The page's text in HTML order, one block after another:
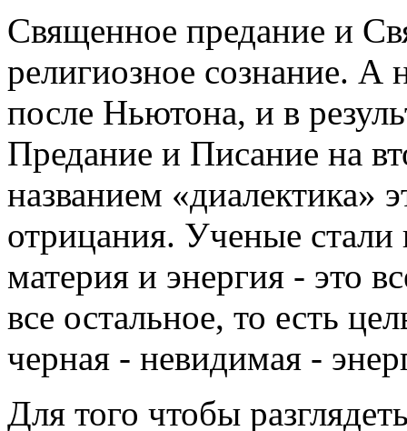
Священное предание и
религиозное сознание. А
после Ньютона, и в
Предание и Писание на
названием «диалектика»
отрицания. Ученые стали
материя и энергия - это
все остальное, то есть
черная - невидимая -
Для того чтобы